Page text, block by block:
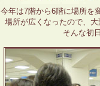
今年は7階から6階に場所を
場所が広くなったので、
そんな初